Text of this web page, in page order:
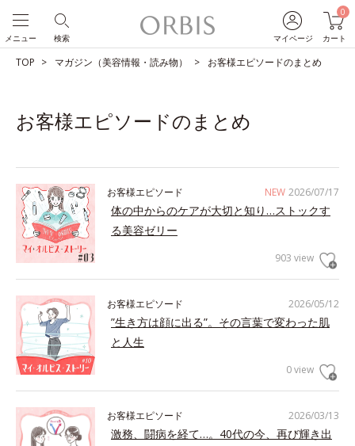
マイページ
0
カート
検索
メニュー
TOP マガジン（美容情報・読み物） お客様エピソードのまとめ
お客様エピソードのまとめ
NEW 2026/07/17
お客様エピソード
体の中からのケアが大切と知り…ストックす
る美容ゼリー
903 view
2026/05/12
お客様エピソード
”生き方は顔に出る”。その言葉で変わった肌
と人生
0 view
2026/03/13
お客様エピソード
激務、闘病を経て…。40代の今、再び輝き出